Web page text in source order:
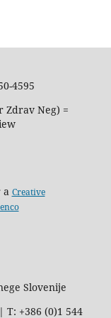
4595
Zdrav Neg) =
a Creative
Slovenije
+386 (0)1 544